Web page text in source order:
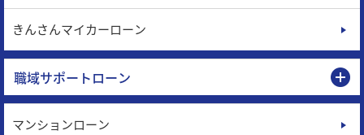
きんさんマイカーローン
職域サポートローン
マンションローン